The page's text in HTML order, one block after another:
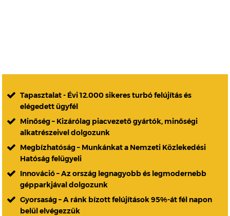
Tapasztalat - Évi 12.000 sikeres turbó felújítás és
elégedett ügyfél
Minőség – Kizárólag piacvezető gyártók, minőségi
alkatrészeivel dolgozunk
Megbízhatóság – Munkánkat a Nemzeti Közlekedési
Hatóság felügyeli
Innováció – Az ország legnagyobb és legmodernebb
gépparkjával dolgozunk
Gyorsaság – A ránk bízott felújítások 95%-át fél napon
belül elvégezzük